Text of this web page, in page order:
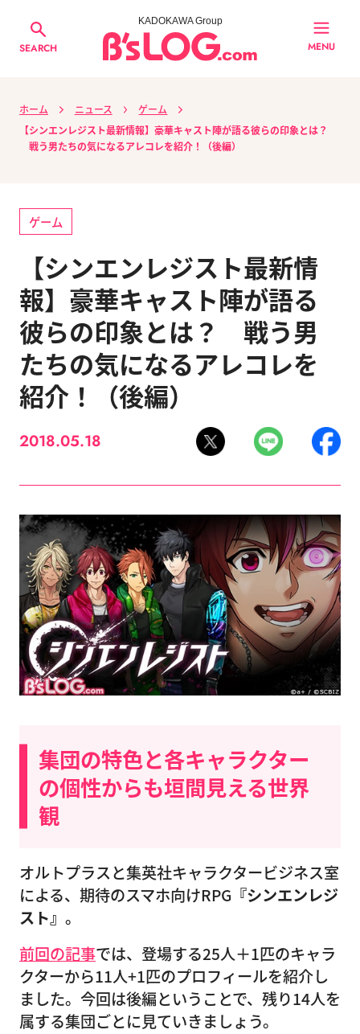
SEARCH
KADOKAWA Group
MENU
ホーム ニュース
ゲーム
【シンエンレジスト最新情報】豪華キャスト陣が語る彼らの印象とは？
戦う男たちの気になるアレコレを紹介！（後編）
ゲーム
【シンエンレジスト最新情
報】豪華キャスト陣が語る
彼らの印象とは？ 戦う男
たちの気になるアレコレを
紹介！（後編）
2018.05.18
集団の特色と各キャラクター
の個性からも垣間見える世界
観
オルトプラスと集英社キャラクタービジネス室
による、期待のスマホ向けRPG 『シンエンレジ
スト』 。
前回の記事では、登場する25人＋1匹のキャラ
クターから11人+1匹のプロフィールを紹介し
ました。今回は後編ということで、残り14人を
属する集団ごとに見ていきましょう。